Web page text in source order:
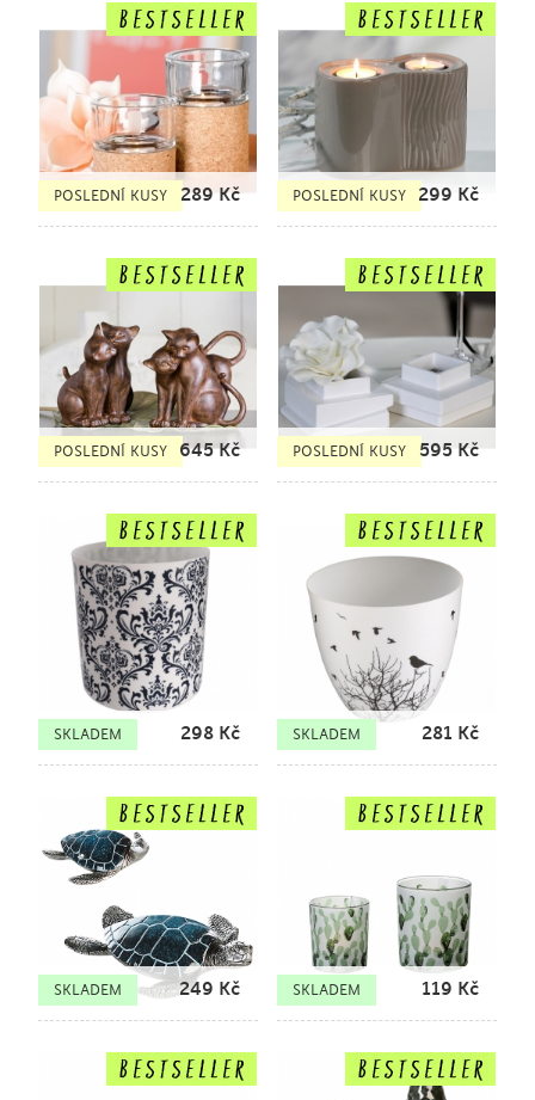
POSLEDNÍ KUSY 289Kč POSLEDNÍ KUSY 299 Kč
POSLEDNÍ KUSY 645Kč POSLEDNÍ KUSY 595 Kč
SKLADEM 298 Kč SKLADEM 281 Kč
SKLADEM 249 Kč SKLADEM 119 Kč